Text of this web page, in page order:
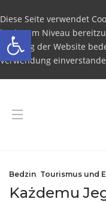
Open toolbar
Diese Seite verwendet
höchstem Niveau
Nutzung der Website
Verwendung
Bedzin, Tourismus und
Każdemu